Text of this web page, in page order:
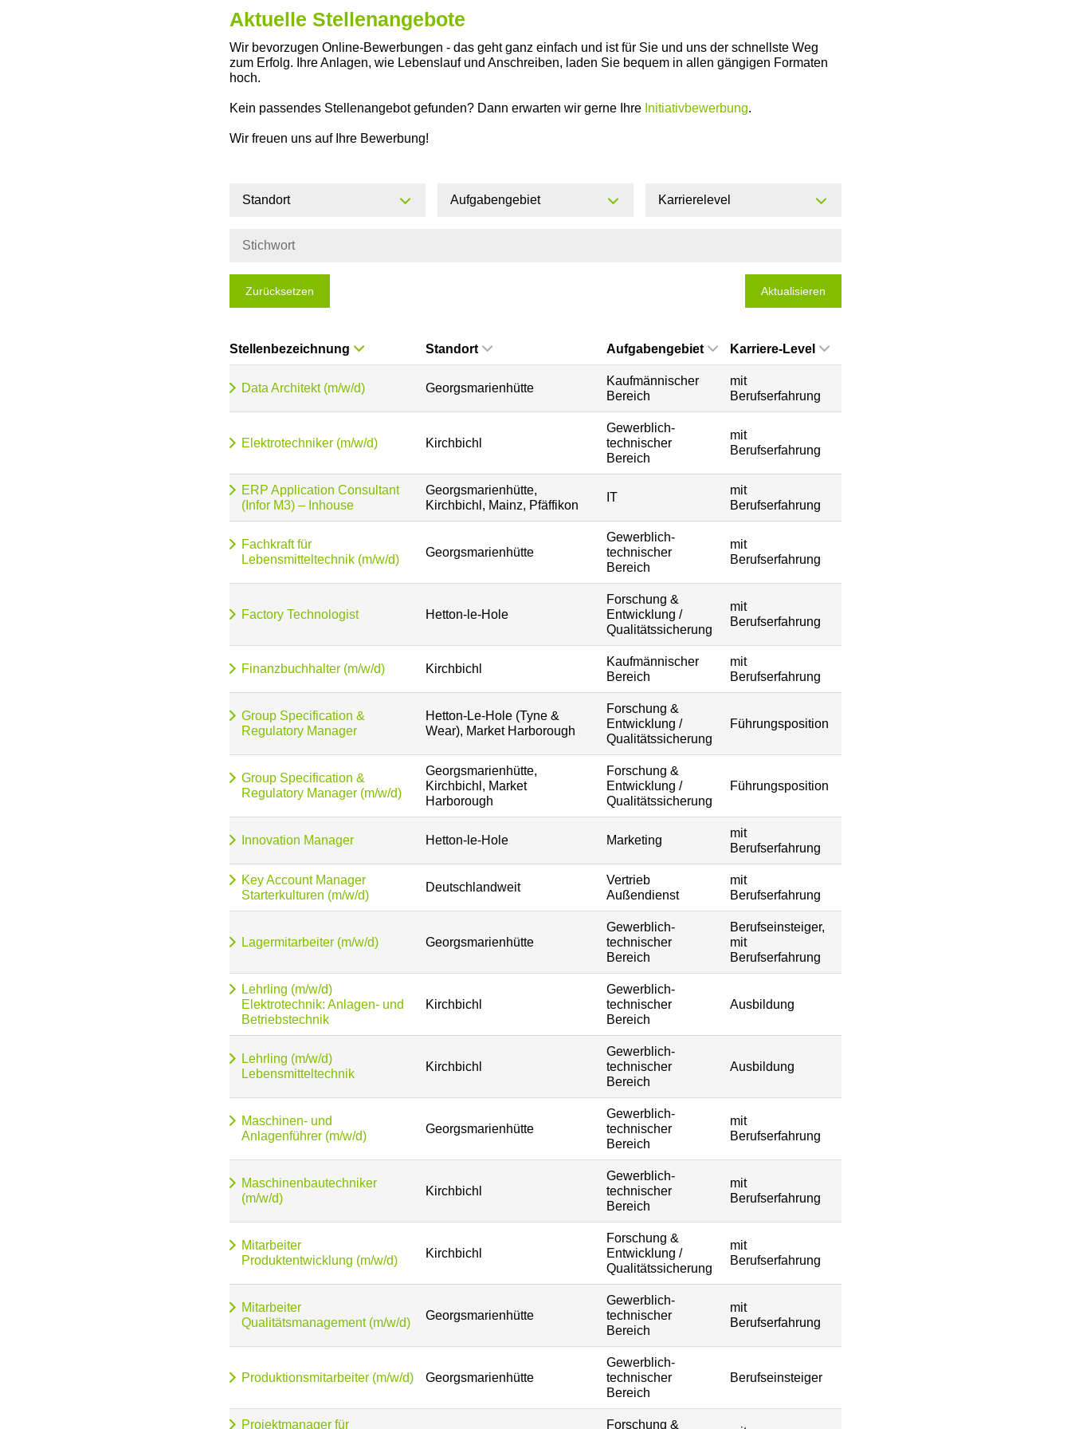
Aktuelle Stellenangebote
Wir bevorzugen Online-Bewerbungen - das geht ganz einfach und ist für Sie und uns der schnellste Weg
zum Erfolg. Ihre Anlagen, wie Lebenslauf und Anschreiben, laden Sie bequem in allen gängigen Formaten
hoch.
Kein passendes Stellenangebot gefunden? Dann erwarten wir gerne Ihre Initiativbewerbung.
Wir freuen uns auf Ihre Bewerbung!
Standort Aufgabengebiet Karrierelevel
Zurücksetzen Aktualisieren
Stellenbezeichnung Standort Aufgabengebiet Karriere-Level
Data Architekt (m/w/d) Georgsmarienhütte
Kaufmännischer
Bereich
mit
Berufserfahrung
Elektrotechniker (m/w/d) Kirchbichl
Gewerblich-
technischer
Bereich
mit
Berufserfahrung
ERP Application Consultant
(Infor M3) – Inhouse
Georgsmarienhütte,
Kirchbichl, Mainz, Pfäffikon
IT
mit
Berufserfahrung
Fachkraft für
Lebensmitteltechnik (m/w/d)
Georgsmarienhütte
Gewerblich-
technischer
Bereich
mit
Berufserfahrung
Factory Technologist Hetton-le-Hole
Forschung &
Entwicklung /
Qualitätssicherung
mit
Berufserfahrung
Finanzbuchhalter (m/w/d) Kirchbichl
Kaufmännischer
Bereich
mit
Berufserfahrung
Group Specification &
Regulatory Manager
Hetton-Le-Hole (Tyne &
Wear), Market Harborough
Forschung &
Entwicklung /
Qualitätssicherung
Führungsposition
Group Specification &
Regulatory Manager (m/w/d)
Georgsmarienhütte,
Kirchbichl, Market
Harborough
Forschung &
Entwicklung /
Qualitätssicherung
Führungsposition
Innovation Manager Hetton-le-Hole Marketing
mit
Berufserfahrung
Key Account Manager
Starterkulturen (m/w/d)
Deutschlandweit
Vertrieb
Außendienst
mit
Berufserfahrung
Lagermitarbeiter (m/w/d) Georgsmarienhütte
Gewerblich-
technischer
Bereich
Berufseinsteiger,
mit
Berufserfahrung
Lehrling (m/w/d)
Elektrotechnik: Anlagen- und
Betriebstechnik
Kirchbichl
Gewerblich-
technischer
Bereich
Ausbildung
Lehrling (m/w/d)
Lebensmitteltechnik
Kirchbichl
Gewerblich-
technischer
Bereich
Ausbildung
Maschinen- und
Anlagenführer (m/w/d)
Georgsmarienhütte
Gewerblich-
technischer
Bereich
mit
Berufserfahrung
Maschinenbautechniker
(m/w/d)
Kirchbichl
Gewerblich-
technischer
Bereich
mit
Berufserfahrung
Mitarbeiter
Produktentwicklung (m/w/d)
Kirchbichl
Forschung &
Entwicklung /
Qualitätssicherung
mit
Berufserfahrung
Mitarbeiter
Qualitätsmanagement (m/w/d)
Georgsmarienhütte
Gewerblich-
technischer
Bereich
mit
Berufserfahrung
Produktionsmitarbeiter (m/w/d) Georgsmarienhütte
Gewerblich-
technischer
Bereich
Berufseinsteiger
Projektmanager für Forschung &